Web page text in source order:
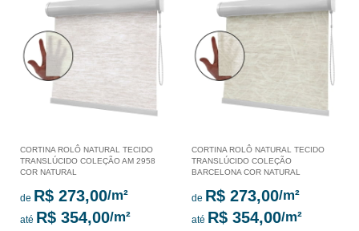
CORTINA ROLÔ NATURAL TECIDO
TRANSLÚCIDO COLEÇÃO AM 2958
COR NATURAL
de R$ 273,00
até R$ 354,00
CORTINA ROLÔ NATURAL TECIDO
TRANSLÚCIDO COLEÇÃO
BARCELONA COR NATURAL
de R$ 273,00
até R$ 354,00